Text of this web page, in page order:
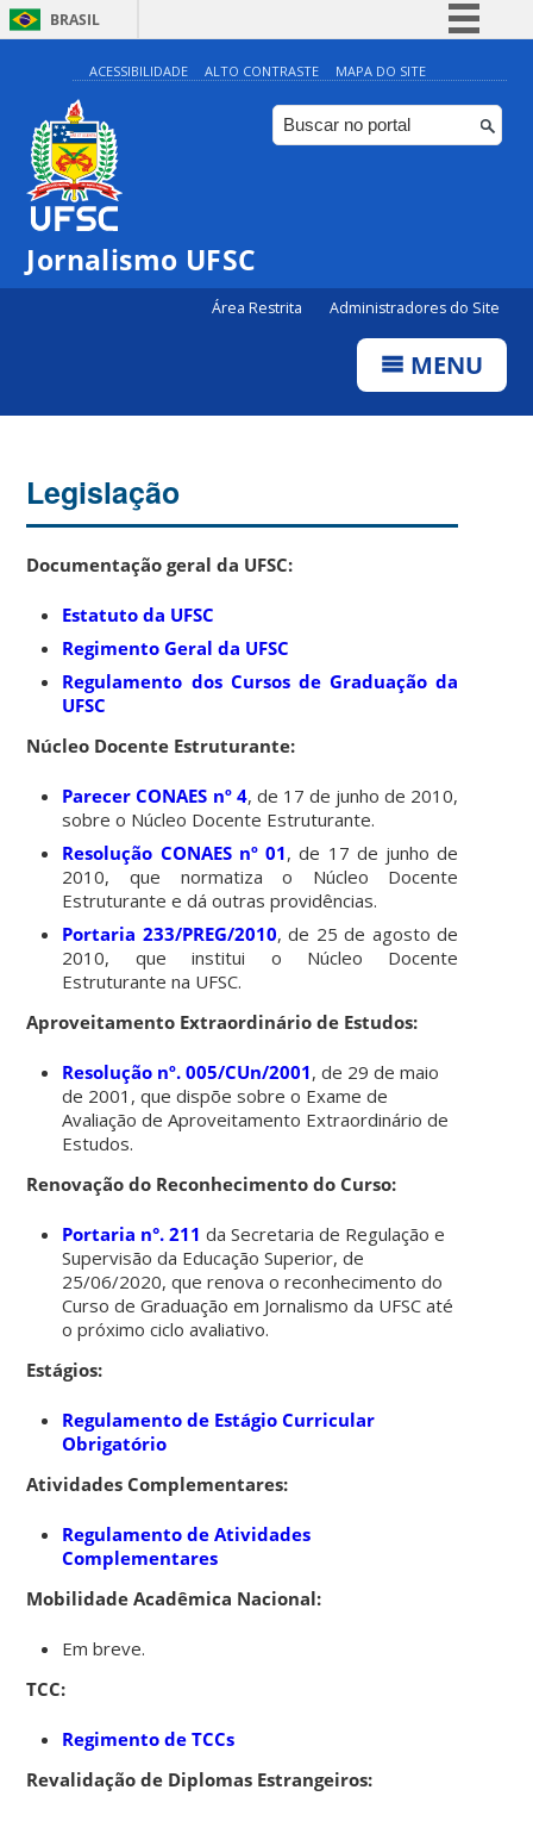
BRASIL
Simplifique!
Comunica BR
Participe
ACESSIBILIDADE ALTO CONTRASTE MAPA DO SITE
Jornalismo UFSC
Área Restrita Administradores do Site
MENU
Legislação
Documentação geral da UFSC:
Estatuto da UFSC
Regimento Geral da UFSC
Regulamento dos Cursos de Graduação da
UFSC
Núcleo Docente Estruturante:
Parecer CONAES nº 4, de 17 de junho de 2010,
sobre o Núcleo Docente Estruturante.
Resolução CONAES nº 01, de 17 de junho de
2010, que normatiza o Núcleo Docente
Estruturante e dá outras providências.
Portaria 233/PREG/2010, de 25 de agosto de
2010, que institui o Núcleo Docente
Estruturante na UFSC.
Aproveitamento Extraordinário de Estudos:
Resolução nº. 005/CUn/2001, de 29 de maio
de 2001, que dispõe sobre o Exame de
Avaliação de Aproveitamento Extraordinário de
Estudos.
Renovação do Reconhecimento do Curso:
Portaria n°. 211 da Secretaria de Regulação e
Supervisão da Educação Superior, de
25/06/2020, que renova o reconhecimento do
Curso de Graduação em Jornalismo da UFSC até
o próximo ciclo avaliativo.
Estágios:
Regulamento de Estágio Curricular
Obrigatório
Atividades Complementares:
Regulamento de Atividades
Complementares
Mobilidade Acadêmica Nacional:
Em breve.
TCC:
Regimento de TCCs
Revalidação de Diplomas Estrangeiros: